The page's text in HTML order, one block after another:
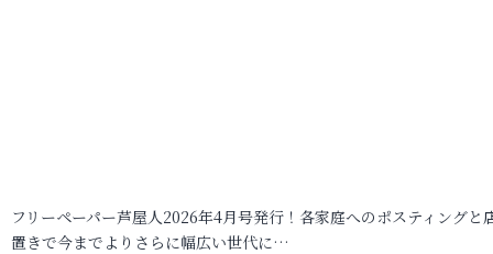
フリーペーパー芦屋人2026年4月号発行！各家庭へのポスティングと
置きで今までよりさらに幅広い世代に…